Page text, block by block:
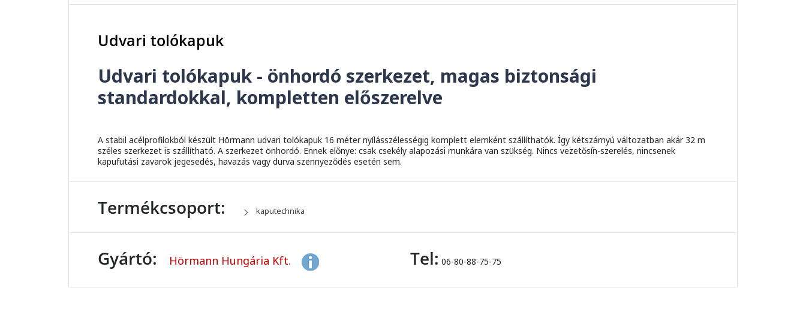
Udvari tolókapuk
Udvari tolókapuk - önhordó szerkezet, magas biztonsági
standardokkal, kompletten előszerelve
A stabil acélprofilokból készült Hörmann udvari tolókapuk 16 méter nyílásszélességig komplett elemként szállíthatók. Így kétszárnyú változatban akár 32 m
széles szerkezet is szállítható. A szerkezet önhordó. Ennek előnye: csak csekély alapozási munkára van szükség. Nincs vezetősín-szerelés, nincsenek
kapufutási zavarok jegesedés, havazás vagy durva szennyeződés esetén sem.
Termékcsoport: kaputechnika
Gyártó: Hörmann Hungária Kft. Tel: 06-80-88-75-75